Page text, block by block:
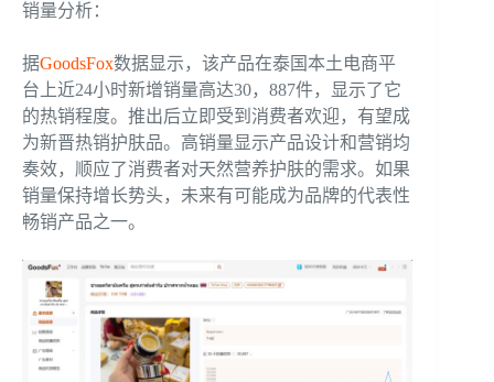
销量分析：
据GoodsFox数据显示，该产品在泰国本土电商平
台上近24小时新增销量高达30，887件，显示了它
的热销程度。推出后立即受到消费者欢迎，有望成
为新晋热销护肤品。高销量显示产品设计和营销均
奏效，顺应了消费者对天然营养护肤的需求。如果
销量保持增长势头，未来有可能成为品牌的代表性
畅销产品之一。